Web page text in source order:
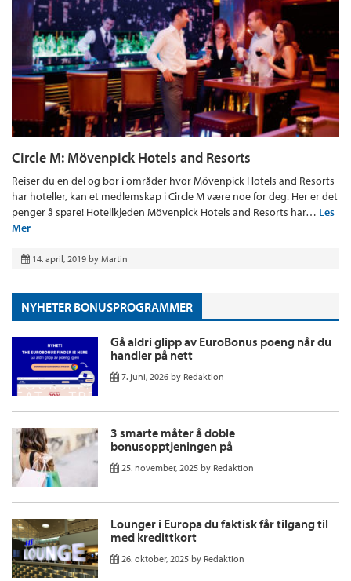
Circle M: Mövenpick Hotels and Resorts
Reiser du en del og bor i områder hvor Mövenpick Hotels and Resorts
har hoteller, kan et medlemskap i Circle M være noe for deg. Her er det
penger å spare! Hotellkjeden Mövenpick Hotels and Resorts har… Les
Mer
14. april, 2019 by Martin
NYHETER BONUSPROGRAMMER
Gå aldri glipp av EuroBonus poeng når du
handler på nett
7. juni, 2026 by Redaktion
3 smarte måter å doble
bonusopptjeningen på
25. november, 2025 by Redaktion
Lounger i Europa du faktisk får tilgang til
med kredittkort
26. oktober, 2025 by Redaktion